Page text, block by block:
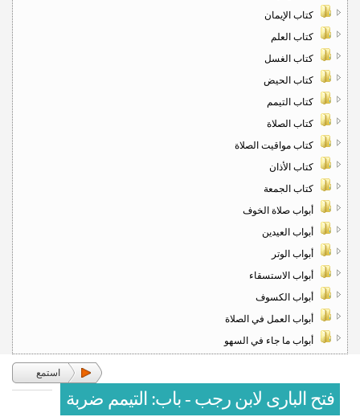
كتاب الإيمان
كتاب العلم
كتاب الغسل
كتاب الحيض
كتاب التيمم
كتاب الصلاة
كتاب مواقيت الصلاة
كتاب الأذان
كتاب الجمعة
أبواب صلاة الخوف
أبواب العيدين
أبواب الوتر
أبواب الاستسقاء
أبواب الكسوف
أبواب العمل في الصلاة
أبواب ما جاء في السهو
استمع
فتح البارى لابن رجب - باب: التيمم ضربة